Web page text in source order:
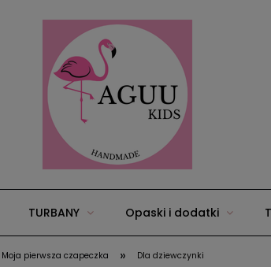
TURBANY Opaski i dodatki
Wyprawka/zestawy dla niemowląt
Moja pierwsza czapeczka » Dla dziewczynki